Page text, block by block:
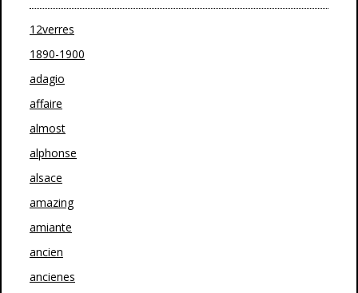
12verres
1890-1900
adagio
affaire
almost
alphonse
alsace
amazing
amiante
ancien
ancienes